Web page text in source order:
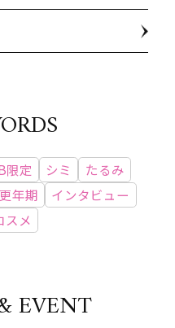
限定 シミ
たるみ
更年期
インタビュー
スメ
EVENT